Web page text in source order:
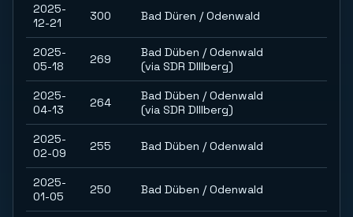
2025-
12-21
300 Bad Düren / Odenwald
2025-
05-18
269
Bad Düben / Odenwald
(via SDR DIllberg)
2025-
04-13
264
Bad Düben / Odenwald
(via SDR DIllberg)
2025-
02-09
255 Bad Düben / Odenwald
2025-
01-05
250 Bad Düben / Odenwald